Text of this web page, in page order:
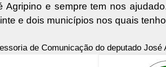
Agripino e sempre tem nos
e dois municípios nos quais
de Comunicação do deputado José